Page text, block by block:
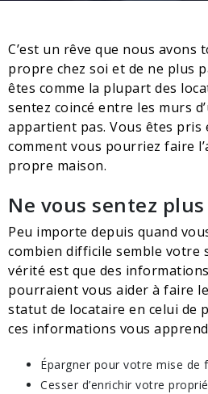
C’est un rêve que nous avons
propre chez soi et de ne plus
êtes comme la plupart des
sentez coincé entre les murs
appartient pas. Vous êtes pris
comment vous pourriez faire
propre maison.
Ne vous sentez
Peu importe depuis quand
combien difficile semble votre
vérité est que des
pourraient vous aider à faire
statut de locataire en celui de
ces informations vous
Épargner pour votre mise de
Cesser d’enrichir votre